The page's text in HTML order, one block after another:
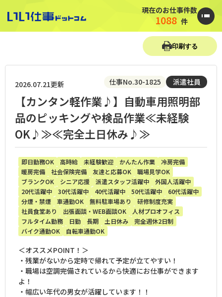
現在のお仕事件数
1088 件
印刷する
2026.07.21更新 仕事No.30-1825 派遣社員
【カンタン軽作業♪】自動車用照明部
品のピッキングや検品作業≪未経験
OK♪≫≪完全土日休み♪≫
即日勤務OK 高時給 未経験歓迎 かんたん作業
冷房完備
暖房完備
社会保険完備 友達と応募OK
職場見学OK
ブランクOK
シニア応援 派遣スタッフ活躍中
外国人活躍中
20代活躍中
30代活躍中 40代活躍中 50代活躍中
60代活躍中
分煙・禁煙
車通勤OK 無料駐車場あり
研修制度充実
社員食堂あり
出張面談・WEB面談OK
人材プロオフィス
フルタイム勤務
日勤 長期 土日休み
完全週休2日制
バイク通勤OK
自転車通勤OK
＜オススメPOINT！＞
・残業がないから定時で帰れて予定が立てやすい！
・職場は空調完備されているから快適にお仕事ができます
よ！
・幅広い年代の男女が活躍しています！！